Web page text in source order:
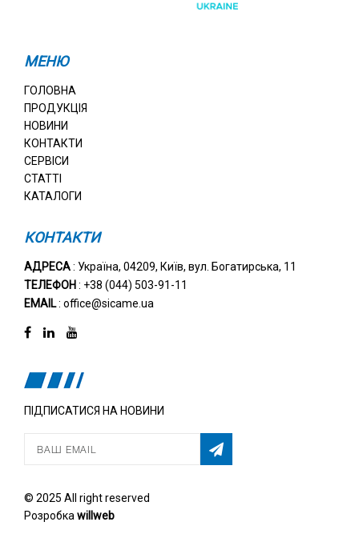
МЕНЮ
ГОЛОВНА
ПРОДУКЦІЯ
НОВИНИ
КОНТАКТИ
СЕРВІСИ
СТАТТІ
КАТАЛОГИ
КОНТАКТИ
АДРЕСА: Україна, 04209, Київ, вул. Богатирська, 11
ТЕЛЕФОН : +38 (044) 503-91-11
EMAIL: office@sicame.ua
ПІДПИСАТИСЯ НА НОВИНИ
© 2025 All right reserved
Розробка willweb